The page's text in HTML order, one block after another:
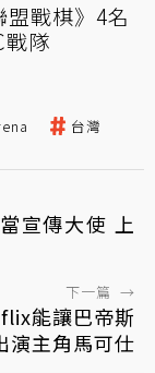
盟戰棋》4名
戰隊
台灣
宣傳大使 上
下一篇 →
能讓巴帝斯
演主角馬可仕